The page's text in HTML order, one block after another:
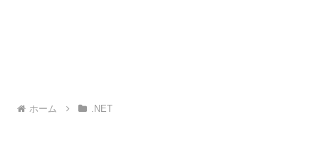
ホーム .NET